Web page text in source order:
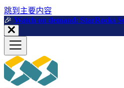
跳到主要内容
🎉️ Watch on demand: StarRocks